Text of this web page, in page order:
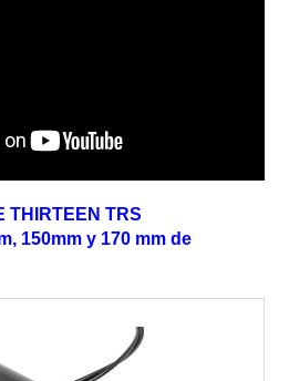
THIRTEEN TRS
, 150mm y 170 mm de